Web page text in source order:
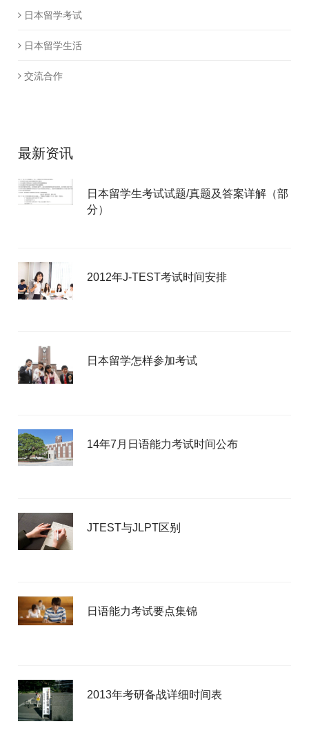
日本留学考试
日本留学生活
交流合作
最新资讯
日本留学生考试试题/真题及答案详解（部
分）
2012年J-TEST考试时间安排
日本留学怎样参加考试
14年7月日语能力考试时间公布
JTEST与JLPT区别
日语能力考试要点集锦
2013年考研备战详细时间表